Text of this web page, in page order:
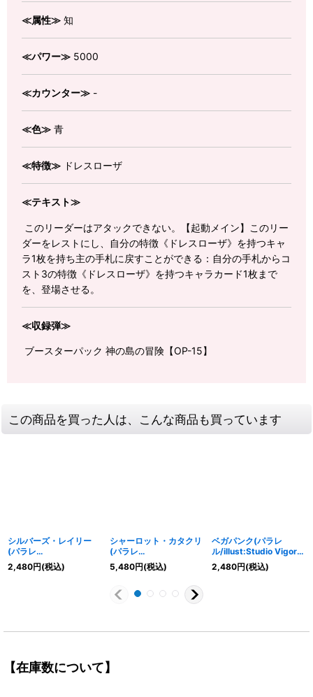
≪属性≫ 知
≪パワー≫ 5000
≪カウンター≫ -
≪色≫ 青
≪特徴≫ ドレスローザ
≪テキスト≫
このリーダーはアタックできない。【起動メイン】このリー
ダーをレストにし、自分の特徴《ドレスローザ》を持つキャ
ラ1枚を持ち主の手札に戻すことができる：自分の手札からコ
スト3の特徴《ドレスローザ》を持つキャラカード1枚まで
を、登場させる。
≪収録弾≫
ブースターパック 神の島の冒険【OP-15】
この商品を買った人は、こんな商品も買っています
シルバーズ・レイリー
(パラレ
ル/illust:Anderson)
【L/P】{OP12-001}
2,480円(税込)
シャーロット・カタクリ
(パラレ
ル/illust:Anderson)
【L/P】{OP03-099}
5,480円(税込)
ベガパンク(パラレ
ル/illust:Studio Vigor
Co.Ltd)【L/P】{OP07-
097}
2,480円(税込)
【在庫数について】